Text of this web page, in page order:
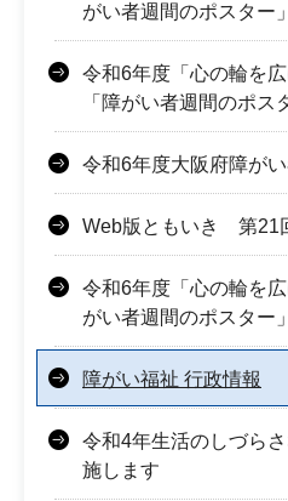
がい者週間のポスター
令和6年度「心の輪を
「障がい者週間のポス
令和6年度大阪府障が
Web版ともいき 第21
令和6年度「心の輪を
がい者週間のポスター
障がい福祉 行政情報
令和4年生活のしづら
施します